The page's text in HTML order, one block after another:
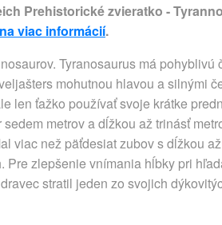
Prehistorické zvieratko -
viac informácií.
Tyranosaurus má
mohutnou hlavou a silnými
len ťažko používať svoje krátke
metrov a dĺžkou až trinásť
viac než päťdesiat zubov s dĺžkou
zlepšenie vnímania hĺbky pri
stratil jeden zo svojich